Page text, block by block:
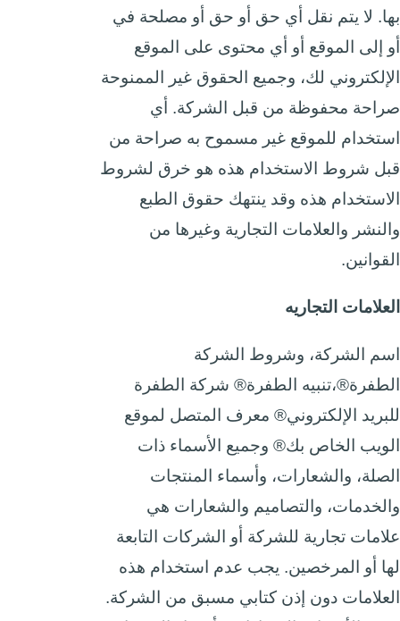
بها. لا يتم نقل أي حق أو حق أو مصلحة في
أو إلى الموقع أو أي محتوى على الموقع
الإلكتروني لك، وجميع الحقوق غير الممنوحة
صراحة محفوظة من قبل الشركة. أي
استخدام للموقع غير مسموح به صراحة من
قبل شروط الاستخدام هذه هو خرق لشروط
الاستخدام هذه وقد ينتهك حقوق الطبع
والنشر والعلامات التجارية وغيرها من
القوانين.
العلامات التجاريه
اسم الشركة، وشروط الشركة
الطفرة®،تنبيه الطفرة® شركة الطفرة
للبريد الإلكتروني® معرف المتصل لموقع
الويب
الخاص بك® وجميع الأسماء ذات
الصلة، والشعارات، وأسماء المنتجات
والخدمات، والتصاميم والشعارات هي
علامات تجارية للشركة أو الشركات التابعة
لها أو المرخصين. يجب عدم استخدام هذه
العلامات دون إذن كتابي مسبق من الشركة.